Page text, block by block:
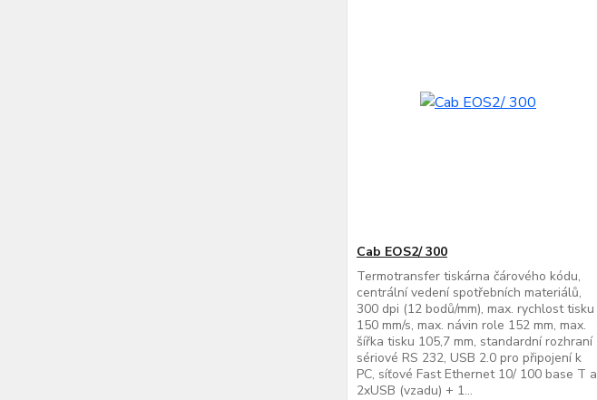
Cab EOS2/ 300
Termotransfer tiskárna čárového kódu,
centrální vedení spotřebních materiálů,
300 dpi (12 bodů/mm), max. rychlost tisku
150 mm/s, max. návin role 152 mm, max.
šířka tisku 105,7 mm, standardní rozhraní
sériové RS 232, USB 2.0 pro připojení k
PC, síťové Fast Ethernet 10/ 100 base T a
2xUSB (vzadu) + 1...